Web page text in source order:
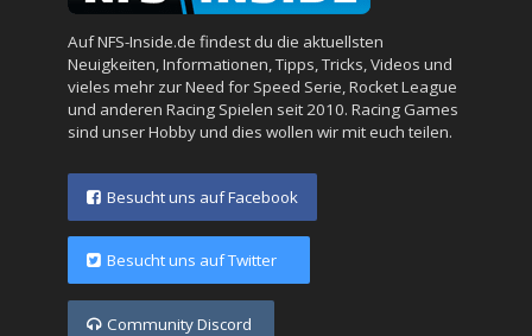
Auf NFS-Inside.de findest du die aktuellsten
Neuigkeiten, Informationen, Tipps, Tricks, Videos und
vieles mehr zur Need for Speed Serie, Rocket League
und anderen Racing Spielen seit 2010. Racing Games
sind unser Hobby und dies wollen wir mit euch teilen.
Besucht uns auf Facebook
Besucht uns auf Twitter
Community Discord